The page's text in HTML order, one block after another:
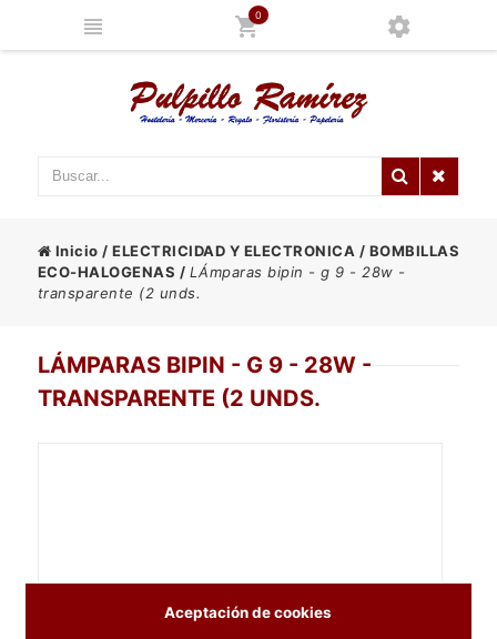
0
Inicio /ELECTRICIDAD Y ELECTRONICA / BOMBILLAS
ECO-HALOGENAS / LÁmparas bipin - g 9 - 28w -
transparente (2 unds.
LÁMPARAS BIPIN - G 9 - 28W -
TRANSPARENTE (2 UNDS.
Aceptación de cookies